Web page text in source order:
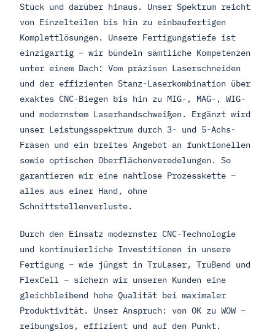
Stück und darüber hinaus. Unser Spektrum reicht
von Einzelteilen bis hin zu einbaufertigen
Komplettlösungen. Unsere Fertigungstiefe ist
einzigartig – wir bündeln sämtliche Kompetenzen
unter einem Dach: Vom präzisen Laserschneiden
und der effizienten Stanz-Laserkombination über
exaktes CNC-Biegen bis hin zu MIG-, MAG-, WIG-
und modernstem Laserhandschweißen. Ergänzt wird
unser Leistungsspektrum durch 3- und 5-Achs-
Fräsen und ein breites Angebot an funktionellen
sowie optischen Oberflächenveredelungen. So
garantieren wir eine nahtlose Prozesskette –
alles aus einer Hand, ohne
Schnittstellenverluste.
Durch den Einsatz modernster CNC-Technologie
und kontinuierliche Investitionen in unsere
Fertigung – wie jüngst in TruLaser, TruBend und
FlexCell – sichern wir unseren Kunden eine
gleichbleibend hohe Qualität bei maximaler
Produktivität. Unser Anspruch: von OK zu WOW –
reibungslos, effizient und auf den Punkt.